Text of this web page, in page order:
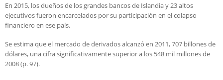
En 2015, los dueños de los grandes bancos de Islandia y 23 altos
ejecutivos fueron encarcelados por su participación en el colapso
financiero en ese país.
Se estima que el mercado de derivados alcanzó en 2011, 707 billones de
dólares, una cifra significativamente superior a los 548 mil millones de
2008 (p. 97).